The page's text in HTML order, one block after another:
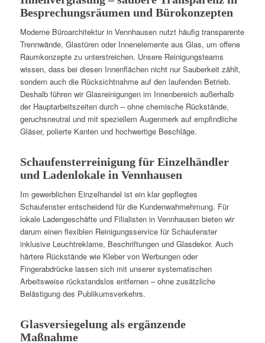
Besprechungsräumen und Bürokonzepten
Moderne Büroarchitektur in Vennhausen nutzt häufig transparente
Trennwände, Glastüren oder Innenelemente aus Glas, um offene
Raumkonzepte zu unterstreichen. Unsere Reinigungsteams
wissen, dass bei diesen Innenflächen nicht nur Sauberkeit zählt,
sondern auch die Rücksichtnahme auf den laufenden Betrieb.
Deshalb führen wir Glasreinigungen im Innenbereich außerhalb
der Hauptarbeitszeiten durch – ohne chemische Rückstände,
geruchsneutral und mit speziellem Augenmerk auf empfindliche
Gläser, polierte Kanten und hochwertige Beschläge.
Schaufensterreinigung für Einzelhändler
und Ladenlokale in Vennhausen
Im gewerblichen Einzelhandel ist ein klar gepflegtes
Schaufenster entscheidend für die Kundenwahrnehmung. Für
lokale Ladengeschäfte und Filialisten in Vennhausen bieten wir
darum einen flexiblen Reinigungsservice für Schaufenster
inklusive Leuchtreklame, Beschriftungen und Glasdekor. Auch
härtere Rückstände wie Kleber von Werbungen oder
Fingerabdrücke lassen sich mit unserer systematischen
Arbeitsweise rückstandslos entfernen – ohne zusätzliche
Belästigung des Publikumsverkehrs.
Glasversiegelung als ergänzende
Maßnahme